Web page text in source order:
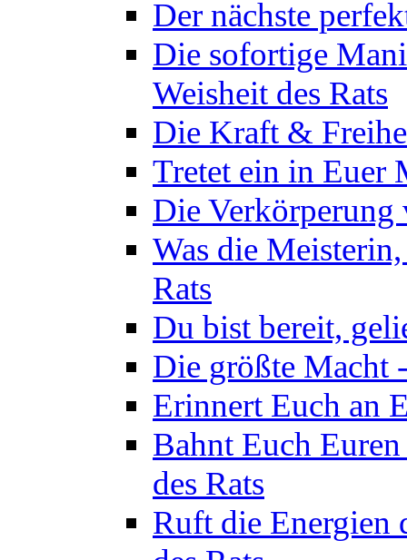
Der nächste
Die sofortige
Weisheit des Rats
Die Kraft &
Tretet ein in Euer
Die Verkörperung
Was die
Rats
Du bist bereit,
Die größte Macht
Erinnert Euch an
Bahnt Euch
des Rats
Ruft die Energien